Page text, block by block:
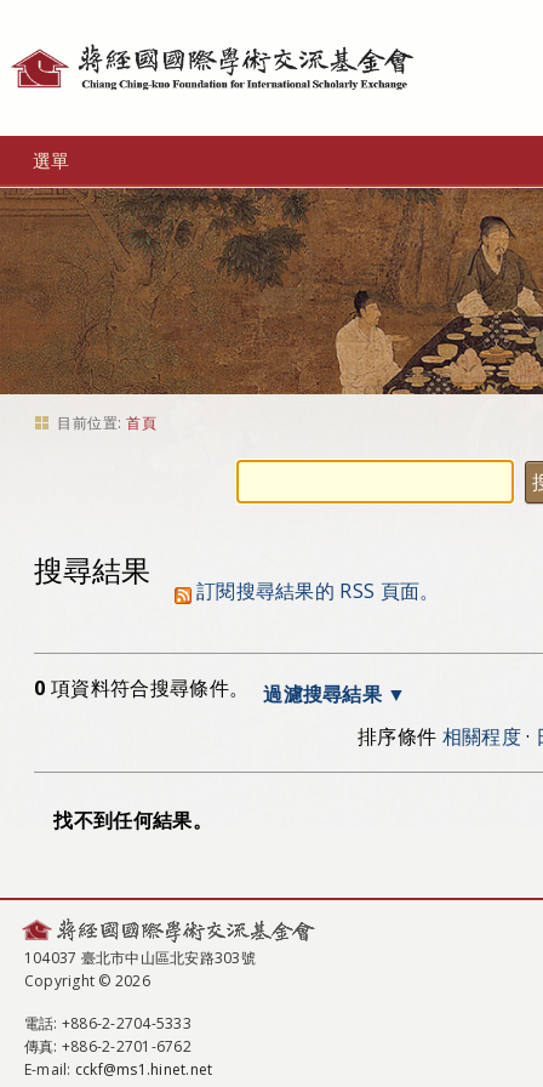
選單
目前位置: 首頁
搜尋結果
訂閱搜尋結果的 RSS 頁面。
0 項資料符合搜尋條件。
過濾搜尋結果
排序條件 相關程度·
找不到任何結果。
104037 臺北市中山區北安路303號
Copyright © 2026
電話: +886-2-2704-5333
傳真: +886-2-2701-6762
E-mail: cckf@ms1.hinet.net